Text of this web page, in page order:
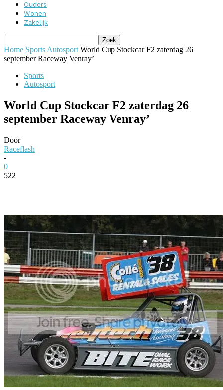
Ouders
Wonen
Zakelijk
Home Sports Autosport World Cup Stockcar F2 zaterdag 26
september Raceway Venray’
Sports
Autosport
World Cup Stockcar F2 zaterdag 26
september Raceway Venray’
Door
Raceflash
-
0
522